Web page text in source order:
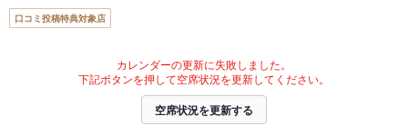
口コミ投稿特典対象店
カレンダーの更新に失敗しました。
下記ボタンを押して空席状況を更新してください。
空席状況を更新する